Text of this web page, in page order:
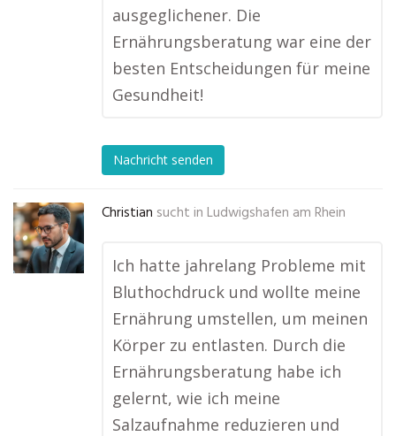
ausgeglichener. Die
Ernährungsberatung war eine der
besten Entscheidungen für meine
Gesundheit!
Nachricht senden
Christian sucht in Ludwigshafen am Rhein
Ich hatte jahrelang Probleme mit
Bluthochdruck und wollte meine
Ernährung umstellen, um meinen
Körper zu entlasten. Durch die
Ernährungsberatung habe ich
gelernt, wie ich meine
Salzaufnahme reduzieren und